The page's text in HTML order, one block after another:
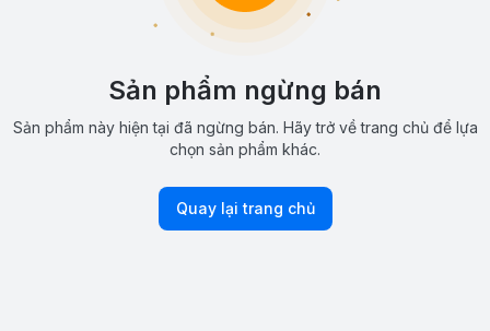
Sản phẩm ngừng bán
Sản phẩm này hiện tại đã ngừng bán. Hãy trở về trang chủ để lựa
chọn sản phẩm khác.
Quay lại trang chủ